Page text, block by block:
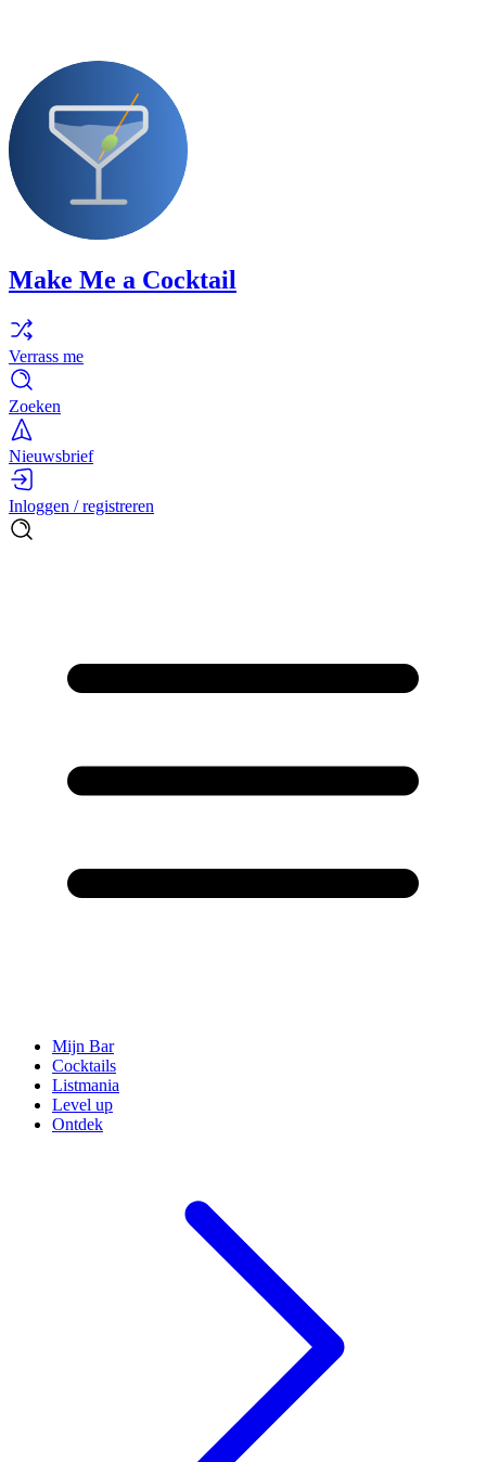
Make Me a Cocktail
Verrass me
Zoeken
Nieuwsbrief
Inloggen / registreren
Mijn Bar
Cocktails
Listmania
Level up
Ontdek